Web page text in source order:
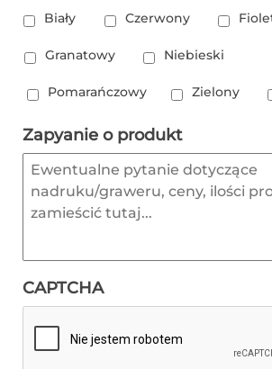
Biały Czerwony
Granatowy Niebieski
Pomarańczowy Zielony
Zapyanie o produkt
CAPTCHA